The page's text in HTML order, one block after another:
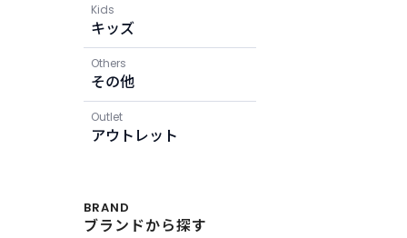
Kids
キッズ
Others
その他
Outlet
アウトレット
BRAND
ブランドから探す